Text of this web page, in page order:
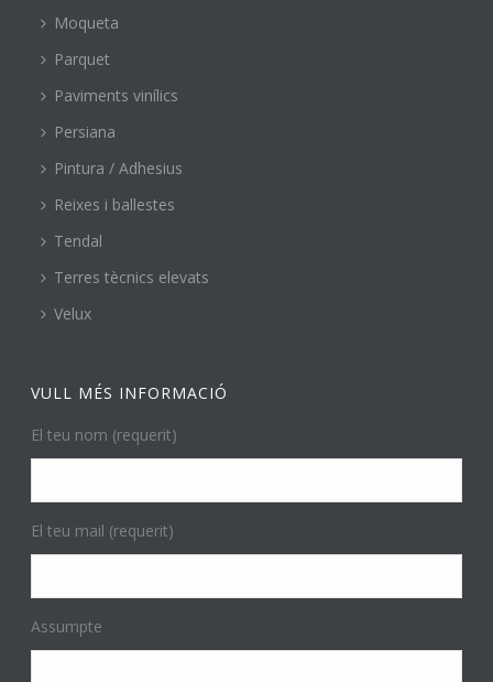
Moqueta
Parquet
Paviments vinílics
Persiana
Pintura / Adhesius
Reixes i ballestes
Tendal
Terres tècnics elevats
Velux
VULL MÉS INFORMACIÓ
El teu nom (requerit)
El teu mail (requerit)
Assumpte